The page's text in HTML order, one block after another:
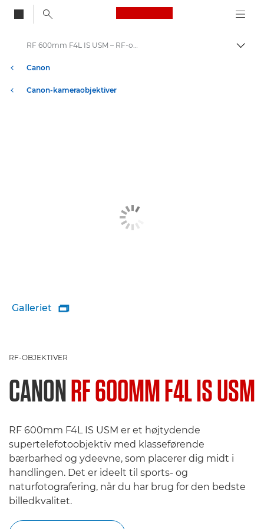
Canon Logo, back
Skift
Canon
Canon-kameraobjektiver
RF 600mm F4L IS USM – RF-objektiver
Galleriet 
RF-OBJEKTIVER
CANONRF 600MM F4L IS USM
RF 600mm F4L IS USM er et højtydende
supertelefotoobjektiv med klasseførende
bærbarhed og ydeevne, som placerer dig midt i
handlingen. Det er ideelt til sports- og
naturfotografering, når du har brug for den bedste
billedkvalitet.